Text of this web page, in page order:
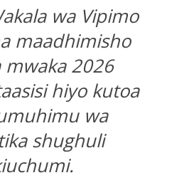
wa Vipimo
maadhimisho
2026
hiyo kutoa
wa
shughuli